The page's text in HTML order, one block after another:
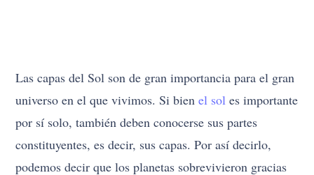
Las capas del Sol son de gran importancia para el gran
universo en el que vivimos. Si bienel sol es importante
por sí solo, también deben conocerse sus partes
constituyentes, es decir, sus capas. Por así decirlo,
podemos decir que los planetas sobrevivieron gracias